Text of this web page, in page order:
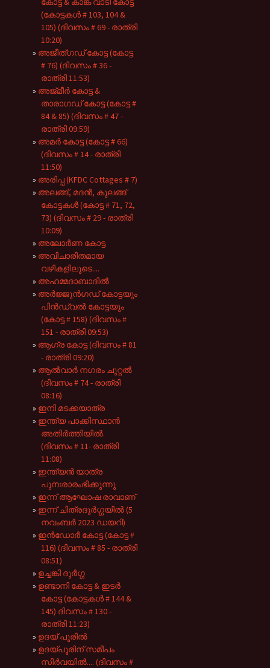
(കോട്ടകൾ # 103, 104 &
105) (ദിവസം # 69 - രാത്രി
10:20)
അജീത്ഗഡ് കോട്ട (കോട്ട
# 76) (ദിവസം # 36 -
രാത്രി 11:53)
അജ്മീർ കോട്ട &
താരാഗഡ് കോട്ട (കോട്ട #
84 & 85) (ദിവസം # 47 -
രാത്രി 09:59)
അമർ കോട്ട (കോട്ട # 66)
(ദിവസം # 14 - രാത്രി
11:50)
അരിപ്പ (KFDC Cottages # 7)
അലങ്ങ്, മദൻ, കുലങ്ങ്
കോട്ടകൾ (കോട്ട # 71, 72,
73) (ദിവസം # 29 - രാത്രി
10:09)
അലോർണ കോട്ട
അവിചാരിതമായ
വഴികളിലൂടെ....
അഹമ്മദാബാദിൽ
അർജ്ജുൻഗഡ് കോട്ടയും
പിൻഡ്വൽ കോട്ടയും
(കോട്ട # 158) (ദിവസം #
151 - രാത്രി 09:53)
ആഗ്ര കോട്ട (ദിവസം # 81
- രാത്രി 09:20)
ആൽവാർ നഗരം ചുറ്റൽ
(ദിവസം # 74 - രാത്രി
08:16)
ഇനി മടക്കയാത്ര
ഇന്ത്യ പാക്കിസ്ഥാൻ
അതിർത്തിയിൽ.
(ദിവസം # 11- രാത്രി
11:08)
ഇന്ത്യൻ യാത്ര
പുനഃരാരംഭിക്കുന്നു
ഇന്ന് ആഘോഷ രാവാണ്
ഇന്ന് ചിത്രദുർഗ്ഗയിൽ (5
നവംബർ 2023 ഡയറി)
ഇൻഡോർ കോട്ട (കോട്ട #
116) (ദിവസം # 85 - രാത്രി
08:51)
ഉച്ചങ്കി ദുർഗ്ഗ
ഉണ്ടാനി കോട്ട & ഇടർ
കോട്ട (കോട്ടകൾ # 144 &
145) ദിവസം # 130 -
രാത്രി 11:23)
ഉദയ് പൂരിൽ
ഉദയ്പൂരിന് സമീപം
സിർവയിൽ.... (ദിവസം #